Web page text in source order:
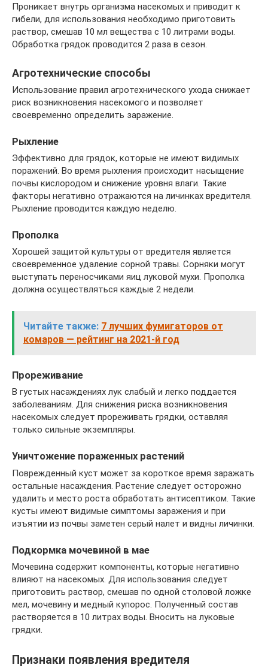
Проникает внутрь организма насекомых и приводит к
гибели, для использования необходимо приготовить
раствор, смешав 10 мл вещества с 10 литрами воды.
Обработка грядок проводится 2 раза в сезон.
Агротехнические способы
Использование правил агротехнического ухода снижает
риск возникновения насекомого и позволяет
своевременно определить заражение.
Рыхление
Эффективно для грядок, которые не имеют видимых
поражений. Во время рыхления происходит насыщение
почвы кислородом и снижение уровня влаги. Такие
факторы негативно отражаются на личинках вредителя.
Рыхление проводится каждую неделю.
Прополка
Хорошей защитой культуры от вредителя является
своевременное удаление сорной травы. Сорняки могут
выступать переносчиками яиц луковой мухи. Прополка
должна осуществляться каждые 2 недели.
Читайте также: 7 лучших фумигаторов от
комаров — рейтинг на 2021-й год
Прореживание
В густых насаждениях лук слабый и легко поддается
заболеваниям. Для снижения риска возникновения
насекомых следует прореживать грядки, оставляя
только сильные экземпляры.
Уничтожение пораженных растений
Поврежденный куст может за короткое время заражать
остальные насаждения. Растение следует осторожно
удалить и место роста обработать антисептиком. Такие
кусты имеют видимые симптомы заражения и при
изъятии из почвы заметен серый налет и видны личинки.
Подкормка мочевиной в мае
Мочевина содержит компоненты, которые негативно
влияют на насекомых. Для использования следует
приготовить раствор, смешав по одной столовой ложке
мел, мочевину и медный купорос. Полученный состав
растворяется в 10 литрах воды. Вносить на луковые
грядки.
Признаки появления вредителя